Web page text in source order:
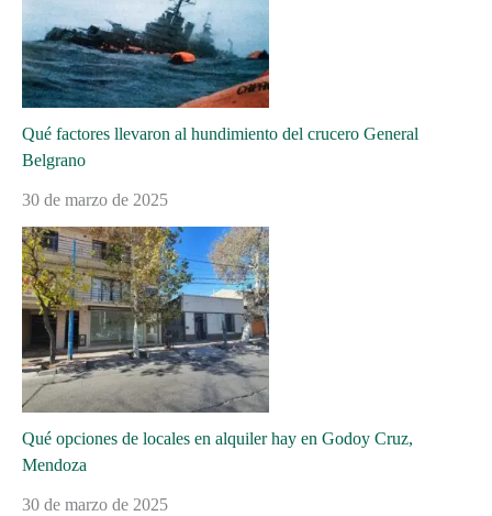
Qué factores llevaron al hundimiento del crucero General
Belgrano
30 de marzo de 2025
Qué opciones de locales en alquiler hay en Godoy Cruz,
Mendoza
30 de marzo de 2025